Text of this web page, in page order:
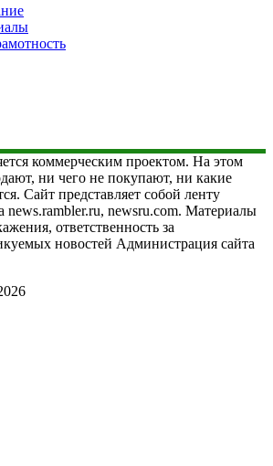
коммерческим проектом. На этом
ни чего не покупают, ни какие
Сайт представляет собой ленту
news.rambler.ru, newsru.com. Материалы
ответственность за
новостей Администрация сайта